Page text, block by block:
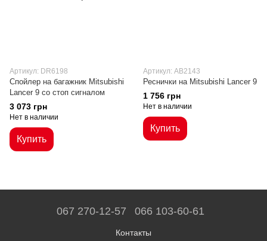
Артикул: DR6198
Спойлер на багажник Mitsubishi
Lancer 9 со стоп сигналом
3 073 грн
Нет в наличии
Купить
Артикул: AB2143
Реснички на Mitsubishi Lancer 9
1 756 грн
Нет в наличии
Купить
067 270-12-57 066 103-60-61
Контакты